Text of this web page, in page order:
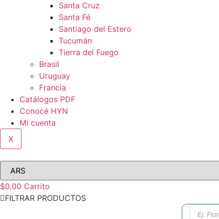
Santa Cruz
Santa Fé
Santiago del Estero
Tucumán
Tierra del Fuego
Brasil
Uruguay
Francia
Catálogos PDF
Conocé HYN
Mi cuenta
X
$0.00 Carrito
FILTRAR PRODUCTOS
de